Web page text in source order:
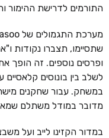
התורמים לדרישת ההימור
שתסיימו, תצברו נקודות
ופרסים נוספים. זה הופך
לשלב בין בונוסים
במשחק. עבור שחקנים
מדובר במודל משתלם
במדור הקזינו לייב ועל